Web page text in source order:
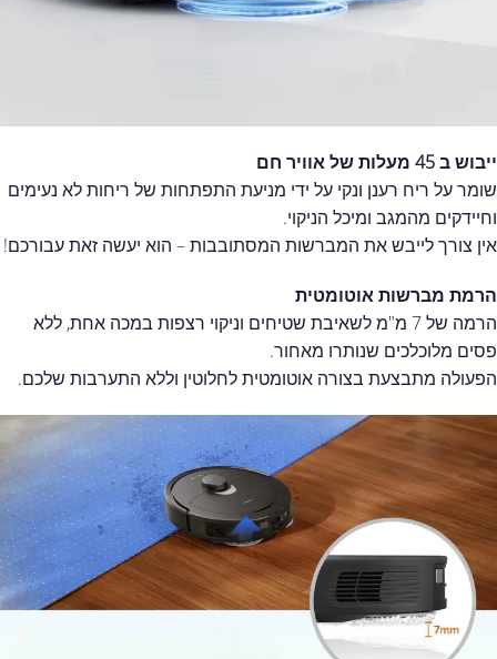
ייבוש ב 45 מעלות של אוויר חם
שומר על ריח רענן ונקי על ידי מניעת התפתחות של ריחות לא נעימים
וחיידקים מהמגב ומיכל הניקוי.
אין צורך לייבש את המברשות המסתובבות – הוא יעשה זאת עבורכם!
הרמת מברשות אוטומטית
הרמה של 7 מ"מ לשאיבת שטיחים וניקוי רצפות במכה אחת, ללא
פסים מלוכלכים שנותרו מאחור.
הפעולה מתבצעת בצורה אוטומטית לחלוטין וללא התערבות שלכם.